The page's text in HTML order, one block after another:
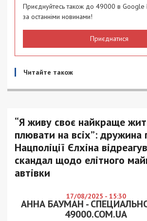
Приєднуйтесь також до 49000 в Google
за останніми новинами!
Приєднатися
Читайте також
“Я живу своє найкраще
плювати на всіх”: дружина
Нацполіції Єлхіна
скандал щодо елітного
автівки
17/08/2025 - 15:30
АННА БАУМАН -
49000.COM.UA